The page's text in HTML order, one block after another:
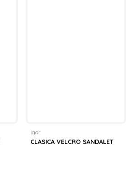
Igor
CLASICA VELCRO SANDALET